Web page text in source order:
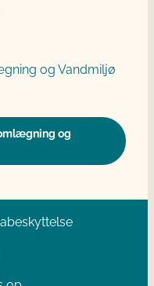
og Vandmiljø
og